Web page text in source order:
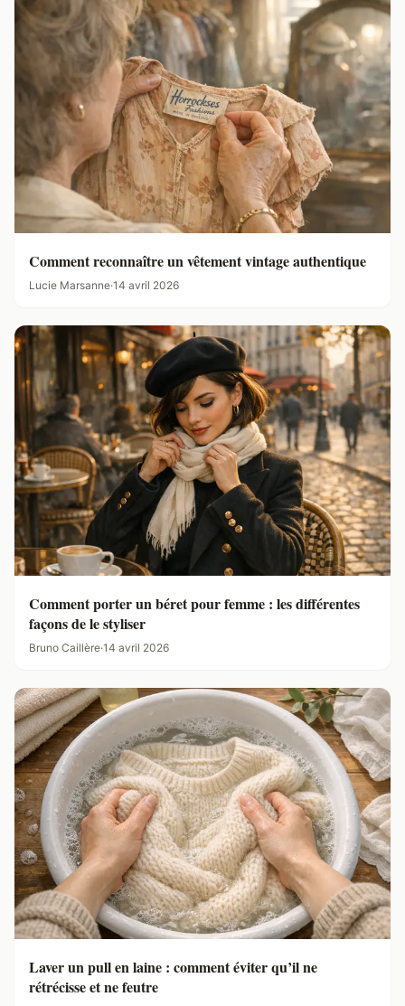
Comment reconnaître un vêtement vintage authentique
Lucie Marsanne·14 avril 2026
Comment porter un béret pour femme : les différentes
façons de le styliser
Bruno Caillère·14 avril 2026
Laver un pull en laine : comment éviter qu’il ne
rétrécisse et ne feutre